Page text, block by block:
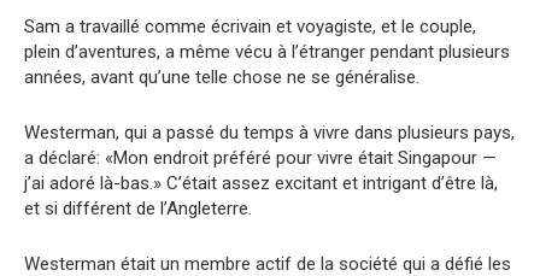
Sam a travaillé comme écrivain et voyagiste, et le couple,
plein d’aventures, a même vécu à l’étranger pendant plusieurs
années, avant qu’une telle chose ne se généralise.
Westerman, qui a passé du temps à vivre dans plusieurs pays,
a déclaré: «Mon endroit préféré pour vivre était Singapour —
j’ai adoré là-bas.» C’était assez excitant et intrigant d’être là,
et si différent de l’Angleterre.
Westerman était un membre actif de la société qui a défié les